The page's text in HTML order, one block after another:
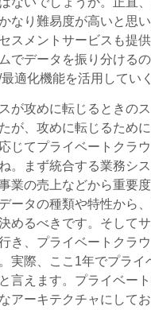
なり難易度が高いと思
スメントサービスも提
でデータを振り分ける
適化機能を活用してい
が攻めに転じるときの
が、攻めに転じるため
じてプライベートクラ
。まず統合する業務シ
業の売上などから重要
ータの種類や特性から
めるべきです。そして
き、プライベートクラ
実際、ここ1年でプライ
言えます。プライベー
アーキテクチャにして